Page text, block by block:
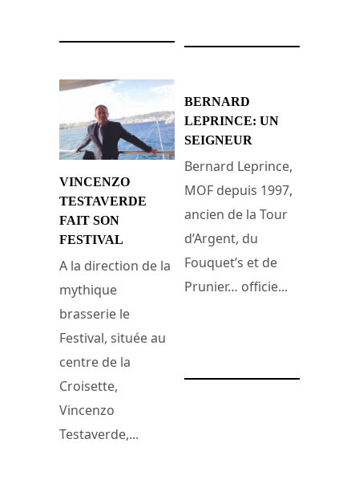
VINCENZO
TESTAVERDE
FAIT SON
FESTIVAL
A la direction de la
mythique
brasserie le
Festival, située au
centre de la
Croisette,
Vincenzo
Testaverde,...
BERNARD
LEPRINCE: UN
SEIGNEUR
Bernard Leprince,
MOF depuis 1997,
ancien de la Tour
d’Argent, du
Fouquet’s et de
Prunier… officie...